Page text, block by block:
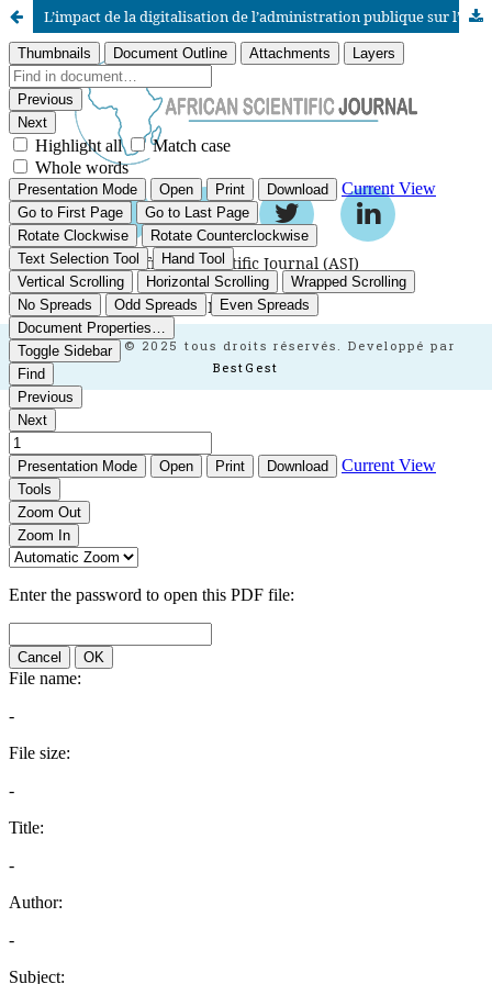
L’impact de la digitalisation de l’administration publique sur l’attraction des investissements directs étrangers Étude économétrique du cas du Maroc
African Scientific Journal (ASJ)
ISSN : 2658-9311
African SJ © 2025 tous droits réservés. Developpé par
BestGest